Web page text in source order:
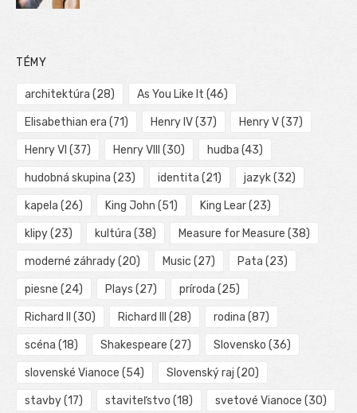
TÉMY
architektúra (28) As You Like It (46)
Elisabethian era (71) Henry IV(37) Henry V(37)
Henry VI (37) Henry VIII (30) hudba (43)
hudobná skupina (23) identita (21) jazyk(32)
kapela (26) King John (51) King Lear(23)
klipy(23) kultúra (38) Measure for Measure (38)
moderné záhrady(20) Music (27) Pata (23)
piesne (24) Plays (27) príroda (25)
Richard II (30) Richard III (28) rodina (87)
scéna (18) Shakespeare (27) Slovensko (36)
slovenské Vianoce (54) Slovenský raj (20)
stavby(17) staviteľstvo (18) svetové Vianoce (30)